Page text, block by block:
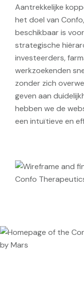
Aantrekkelijke
het doel van
beschikbaar is
strategische
investeerders,
werkzoekenden
zonder zich
geven aan
hebben we de
een intuïtieve en